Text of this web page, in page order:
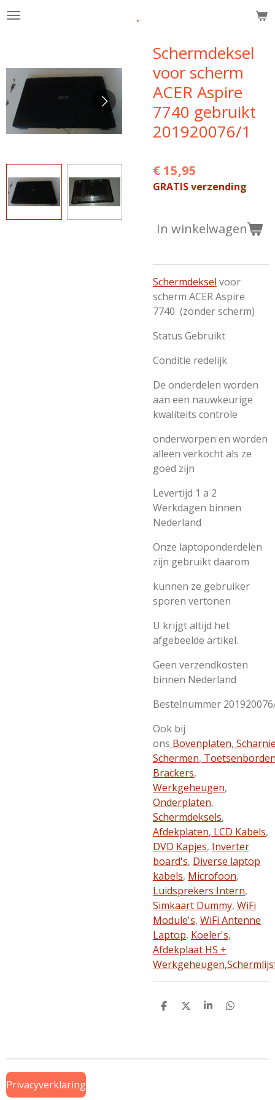
Ga
hoofdinhoud
.
Schermdeksel
voor scherm
ACER Aspire
7740 gebruikt
201920076/1
€ 15,95
GRATIS verzending
In winkelwagen
Schermdeksel voor
scherm ACER Aspire
7740 (zonder scherm)
Status Gebruikt
Conditie redelijk
De onderdelen worden
aan een nauwkeurige
kwaliteits controle
onderworpen en worden
alleen verkocht als ze
goed zijn
Levertijd 1 a 2
Werkdagen binnen
Nederland
Onze laptoponderdelen
zijn gebruikt daarom
kunnen ze gebruiker
sporen vertonen
U krijgt altijd het
afgebeelde artikel.
Geen verzendkosten
binnen Nederland
Bestelnummer
Ook bij
ons Bovenplaten,
Schermen,
Brackers,
Werkgeheugen,
Onderplaten,
Schermdeksels,
Afdekplaten, LCD Kabels,
DVD Kapjes, Inverter
board's, Diverse laptop
kabels, Microfoon,
Luidsprekers Intern,
Simkaart Dummy, WiFi
Module's, WiFi Antenne
Laptop, Koeler's,
Afdekplaat HS +
Werkgeheugen,
D
D
S
D
Privacyverklaring